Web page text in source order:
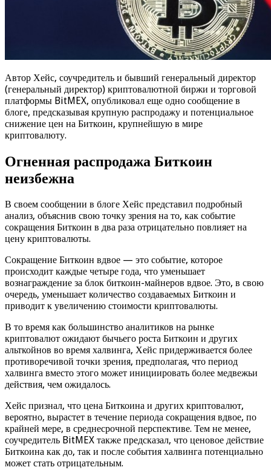
Автор Хейс, соучредитель и бывший генеральный директор
(генеральный директор) криптовалютной биржи и торговой
платформы BitMEX, опубликовал еще одно сообщение в
блоге, предсказывая крупную распродажу и потенциальное
снижение цен на Биткоин, крупнейшую в мире
криптовалюту.
Огненная распродажа Биткоин
неизбежна
В своем сообщении в блоге Хейс представил подробный
анализ, объяснив свою точку зрения на то, как событие
сокращения Биткоин в два раза отрицательно повлияет на
цену криптовалюты.
Сокращение Биткоин вдвое — это событие, которое
происходит каждые четыре года, что уменьшает
вознаграждение за блок биткоин-майнеров вдвое. Это, в свою
очередь, уменьшает количество создаваемых Биткоин и
приводит к увеличению стоимости криптовалюты.
В то время как большинство аналитиков на рынке
криптовалют ожидают бычьего роста Биткоин и других
альткойнов во время халвинга, Хейс придерживается более
противоречивой точки зрения, предполагая, что период
халвинга вместо этого может инициировать более медвежьи
действия, чем ожидалось.
Хейс признал, что цена Биткоина и других криптовалют,
вероятно, вырастет в течение периода сокращения вдвое, по
крайней мере, в среднесрочной перспективе. Тем не менее,
соучредитель BitMEX также предсказал, что ценовое действие
Биткоина как до, так и после события халвинга потенциально
может стать отрицательным.